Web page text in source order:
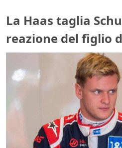
La Haas taglia
reazione del figlio